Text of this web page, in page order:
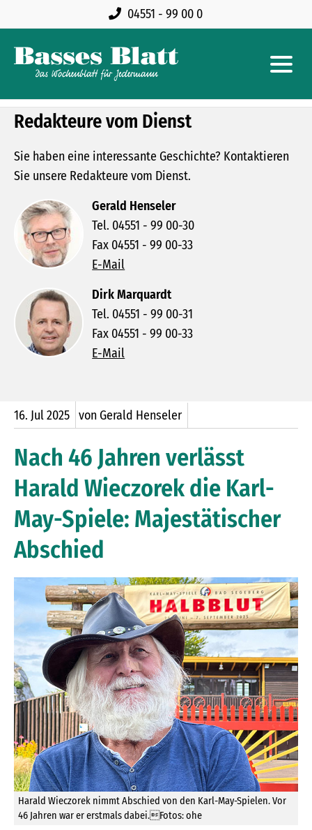
04551 - 99 00 0
Redakteure vom Dienst
Sie haben eine interessante Geschichte? Kontaktieren
Sie unsere Redakteure vom Dienst.
Gerald Henseler
Tel. 04551 - 99 00-30
Fax 04551 - 99 00-33
E-Mail
Dirk Marquardt
Tel. 04551 - 99 00-31
Fax 04551 - 99 00-33
E-Mail
16. Jul2025 von Gerald Henseler
Nach 46 Jahren verlässt
Harald Wieczorek die Karl-
May-Spiele: Majestätischer
Abschied
Harald Wieczorek nimmt Abschied von den Karl-May-Spielen. Vor
46 Jahren war er erstmals dabei.Fotos: ohe